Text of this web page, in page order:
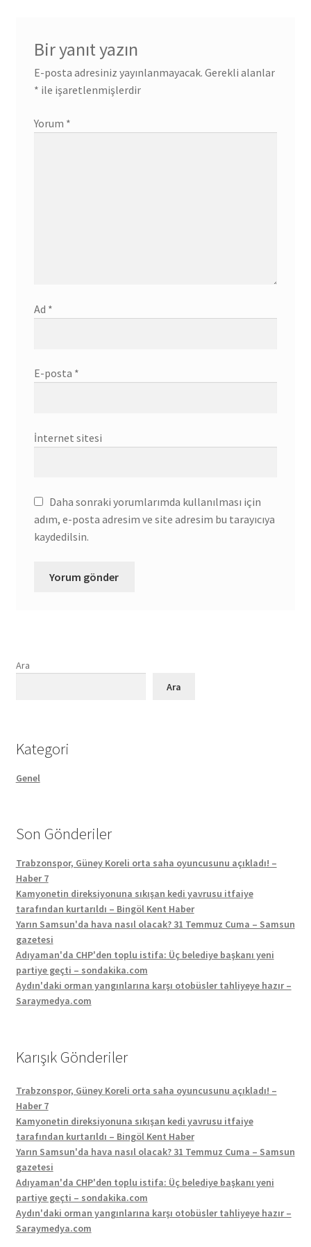
Bir yanıt yazın
E-posta adresiniz yayınlanmayacak. Gerekli alanlar
* ile işaretlenmişlerdir
Yorum *
Ad *
E-posta *
İnternet sitesi
Daha sonraki yorumlarımda kullanılması için
adım, e-posta adresim ve site adresim bu tarayıcıya
kaydedilsin.
Ara
Ara
Kategori
Genel
Son Gönderiler
Trabzonspor, Güney Koreli orta saha oyuncusunu açıkladı! –
Haber 7
Kamyonetin direksiyonuna sıkışan kedi yavrusu itfaiye
tarafından kurtarıldı – Bingöl Kent Haber
Yarın Samsun'da hava nasıl olacak? 31 Temmuz Cuma – Samsun
gazetesi
Adıyaman'da CHP'den toplu istifa: Üç belediye başkanı yeni
partiye geçti – sondakika.com
Aydın'daki orman yangınlarına karşı otobüsler tahliyeye hazır –
Saraymedya.com
Karışık Gönderiler
Trabzonspor, Güney Koreli orta saha oyuncusunu açıkladı! –
Haber 7
Kamyonetin direksiyonuna sıkışan kedi yavrusu itfaiye
tarafından kurtarıldı – Bingöl Kent Haber
Yarın Samsun'da hava nasıl olacak? 31 Temmuz Cuma – Samsun
gazetesi
Adıyaman'da CHP'den toplu istifa: Üç belediye başkanı yeni
partiye geçti – sondakika.com
Aydın'daki orman yangınlarına karşı otobüsler tahliyeye hazır –
Saraymedya.com